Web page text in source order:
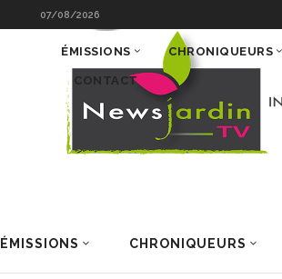
07/08/2026
ÉMISSIONS CHRONIQUEURS
ÉMISSIONS CHRONIQUEURS
CONTACT